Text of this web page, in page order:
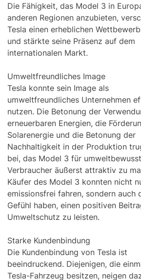
Die Fähigkeit, das Model 3 in
anderen Regionen anzubieten,
Tesla einen erheblichen
und stärkte seine Präsenz auf dem
internationalen Markt.
Umweltfreundliches Image
Tesla konnte sein Image als
umweltfreundliches Unternehmen
nutzen. Die Betonung der
erneuerbaren Energien, die
Solarenergie und die Betonung der
Nachhaltigkeit in der Produktion
bei, das Model 3 für
Verbraucher äußerst attraktiv zu
Käufer des Model 3 konnten nicht
emissionsfrei fahren, sondern auch
Gefühl haben, einen positiven
Umweltschutz zu leisten.
Starke Kundenbindung
Die Kundenbindung von Tesla ist
beeindruckend. Diejenigen, die
Tesla-Fahrzeug besitzen, neigen